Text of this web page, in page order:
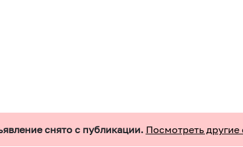
снято с публикации. Посмотреть